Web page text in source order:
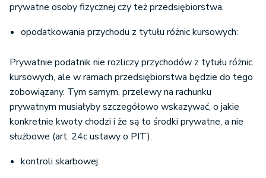
prywatne osoby fizycznej czy też przedsiębiorstwa.
opodatkowania przychodu z tytułu różnic kursowych:
Prywatnie podatnik nie rozliczy przychodów z tytułu różnic
kursowych, ale w ramach przedsiębiorstwa będzie do tego
zobowiązany. Tym samym, przelewy na rachunku
prywatnym musiałyby szczegółowo wskazywać, o jakie
konkretnie kwoty chodzi i że są to środki prywatne, a nie
służbowe (art. 24c ustawy o PIT).
kontroli skarbowej: